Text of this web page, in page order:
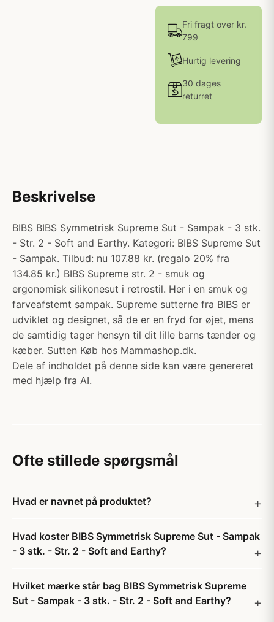
Fri fragt over kr.
799
Hurtig levering
30 dages
returret
Beskrivelse
BIBS BIBS Symmetrisk Supreme Sut - Sampak - 3 stk.
- Str. 2 - Soft and Earthy. Kategori: BIBS Supreme Sut
- Sampak. Tilbud: nu 107.88 kr. (regalo 20% fra
134.85 kr.) BIBS Supreme str. 2 - smuk og
ergonomisk silikonesut i retrostil. Her i en smuk og
farveafstemt sampak. Supreme sutterne fra BIBS er
udviklet og designet, så de er en fryd for øjet, mens
de samtidig tager hensyn til dit lille barns tænder og
kæber. Sutten Køb hos Mammashop.dk.
Dele af indholdet på denne side kan være genereret
med hjælp fra AI.
Ofte stillede spørgsmål
Hvad er navnet på produktet?
Hvad koster BIBS Symmetrisk Supreme Sut - Sampak
- 3 stk. - Str. 2 - Soft and Earthy?
Hvilket mærke står bag BIBS Symmetrisk Supreme
Sut - Sampak - 3 stk. - Str. 2 - Soft and Earthy?